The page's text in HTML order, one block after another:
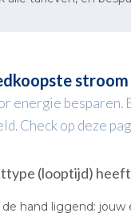
stroom
energie besparen.
Check op deze
(looptijd)
hand liggend: